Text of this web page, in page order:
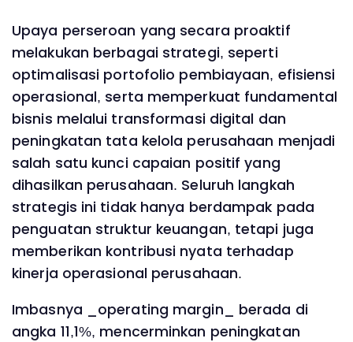
Upaya perseroan yang secara proaktif
melakukan berbagai strategi, seperti
optimalisasi portofolio pembiayaan, efisiensi
operasional, serta memperkuat fundamental
bisnis melalui transformasi digital dan
peningkatan tata kelola perusahaan menjadi
salah satu kunci capaian positif yang
dihasilkan perusahaan. Seluruh langkah
strategis ini tidak hanya berdampak pada
penguatan struktur keuangan, tetapi juga
memberikan kontribusi nyata terhadap
kinerja operasional perusahaan.
Imbasnya _operating margin_ berada di
angka 11,1%, mencerminkan peningkatan